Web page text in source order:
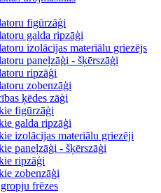
figūrzāģi
galda ripzāģi
izolācijas materiālu griezējs
paneļzāģi - šķērszāģi
ripzāģi
zobenzāģi
ķēdes zāģi
figūrzāģi
galda ripzāģi
izolācijas materiālu griezēji
paneļzāģi - šķērszāģi
ripzāģi
zobenzāģi
frēzes